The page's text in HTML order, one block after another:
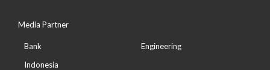
Media Partner
Bank
Indonesia
Engineering